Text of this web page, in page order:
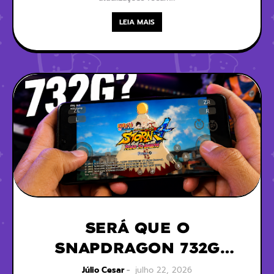
LEIA MAIS
SERÁ QUE O
SNAPDRAGON 732G
AINDA RODA PS2, WII,
Júlio Cesar julho 22, 2026